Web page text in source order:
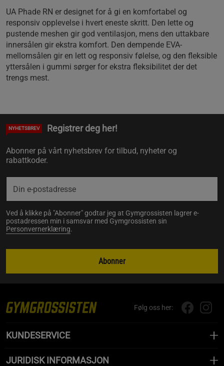
UA Phade RN er designet for å gi en komfortabel og
responsiv opplevelse i hvert eneste skritt. Den lette og
pustende meshen gir god ventilasjon, mens den uttakbare
innersålen gir ekstra komfort. Den dempende EVA-
mellomsålen gir en lett og responsiv følelse, og den fleksible
yttersålen i gummi sørger for ekstra fleksibilitet der det
trengs mest.
NYHETSBREV Registrer deg her!
Abonner på vårt nyhetsbrev for tilbud, nyheter og
rabattkoder.
Ved å klikke på "Abonner" godtar jeg at Gymgrossisten lagrer e-
postadressen min i samsvar med Gymgrossisten sin
Personvernerklæring.
Abonner
Følg oss her:
KUNDESERVICE
JURIDISK INFORMASJON